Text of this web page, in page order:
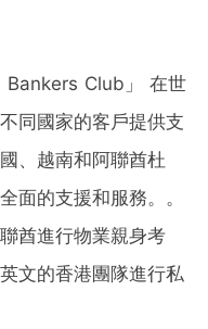
Bankers Club」 在世
同國家的客戶提供支
、越南和阿聯酋杜
面的支援和服務。。
酋進行物業親身考
文的香港團隊進行私